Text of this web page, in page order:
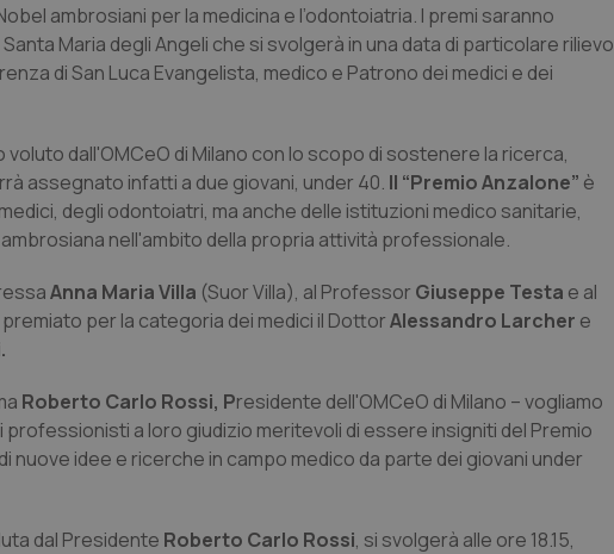
ambrosiani per la medicina e l’odontoiatria. I premi saranno
Maria degli Angeli che si svolgerà in una data di particolare rilievo
di San Luca Evangelista, medico e Patrono dei medici e dei
voluto dall'OMCeO di Milano con lo scopo di sostenere la ricerca,
assegnato infatti a due giovani, under 40. Il “Premio Anzalone” è
degli odontoiatri, ma anche delle istituzioni medico sanitarie,
nell'ambito della propria attività professionale.
Anna Maria Villa (Suor Villa), al Professor Giuseppe Testa e al
per la categoria dei medici il DottorAlessandro Larcher e
Roberto Carlo Rossi, Presidente dell'OMCeO di Milano – vogliamo
a loro giudizio meritevoli di essere insigniti del Premio
idee e ricerche in campo medico da parte dei giovani under
dal Presidente Roberto Carlo Rossi, si svolgerà alle ore 18.15,